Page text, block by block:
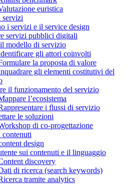
euristica
servizi
i servizi e il service design
servizi pubblici digitali
modello di servizio
gli attori coinvolti
la proposta di valore
gli elementi costitutivi del
il funzionamento del servizio
l’ecosistema
i flussi di servizio
le soluzioni
di co-progettazione
contenuti
design
sui contenuti e il linguaggio
discovery
di ricerca (search keywords)
tramite analytics